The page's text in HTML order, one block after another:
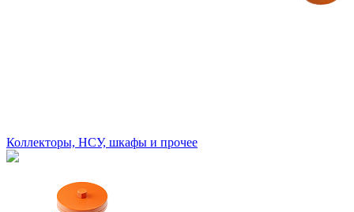
Коллекторы, НСУ, шкафы и прочее